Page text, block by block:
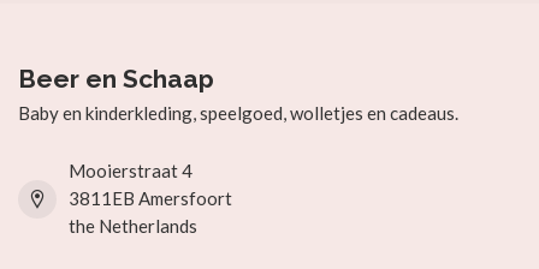
Beer en Schaap
Baby en kinderkleding, speelgoed, wolletjes en cadeaus.
Mooierstraat 4
3811EB Amersfoort
the Netherlands